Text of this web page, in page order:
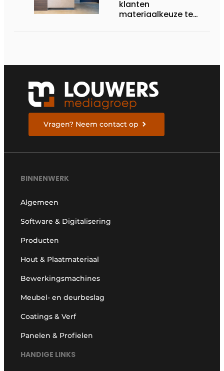
klanten
materiaalkeuze te
Vragen? Neem contact op
BINNENWERK
Algemeen
Software & Digitalisering
Producten
Hout & Plaatmateriaal
Bewerkingsmachines
Meubel- en deurbeslag
Coatings & Verf
Panelen & Profielen
HANDIGE LINKS